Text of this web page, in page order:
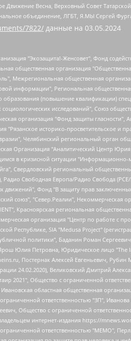
Весна, Верховный Совет
объединение, ЛГБТ, Я.МЫ Сергей
7822/ данные на 03.05.2024
просвещению "Так-так-Так", Фонд содействия устойчивому развитию "Серебряная тайга", Свердловский региональный общественный фонд социальных проектов "Новое время", "Idel.Реалии", Кавказ.Реалии, Крым.Реалии, Телеканал Настоящее Время, Татаро-башкирская служба Радио Свобода (Azatliq Radiosi), Радио Свободная Европа/Радио Свобода (PCE/PC), "Сибирь.Реалии", "Фактограф", Благотворительный фонд помощи осужденным и их семьям, Автономная некоммерческая организация "Институт глобализации и социальных движений", Фонд "В защиту прав заключенных", Частное учреждение "Центр поддержки и содействия развитию средств массовой информации", Пензенский региональный общественный благотворительный фонд "Гражданский союз", "Север.Реалии", Некоммерческая организация Фонд "Правовая инициатива", Общество с ограниченной ответственностью "Радио Свободная Европа/Радио Свобода", Чешское информационное агентство "MEDIUM-ORIENT", Красноярская региональная общественная организация "Мы против СПИДа", Камалягин Денис Николаевич, Маркелов Сергей Евгеньевич, Пономарев Лев Александрович, Савицкая Людмила Алексеевна, Автономная некоммерческая организация "Центр по работе с проблемой насилия "НАСИЛИЮ.НЕТ", Межрегиональный профессиональный союз работников здравоохранения "Альянс врачей", Юридическое лицо, зарегистрированное в Латвийской Республике, SIA "Medusa Project" (регистрационный номер 40103797863, дата регистрации 10.06.2014), Некоммерческая организация "Фонд по борьбе с коррупцией", Автономная некоммерческая организация "Институт права и публичной политики", Баданин Роман Сергеевич, Гликин Максим Александрович, Железнова Мария Михайловна, Лукьянова Юлия Сергеевна, Маетная Елизавета Витальевна, Маняхин Петр Борисович, Чуракова Ольга Владимировна, Ярош Юлия Петровна, Юридическое лицо "The Insider SIA", зарегистрированное в Риге, Латвийская Республика (дата регистрации 26.06.2015), являющееся